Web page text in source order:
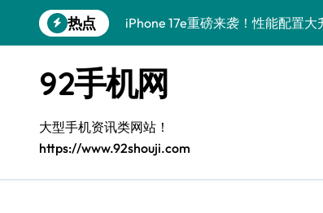
到
热点
iPhone 17e重磅来袭！性能配置大
荣耀WIN RT速递来袭，手机体验
小米17 Ultra来袭！前沿科技汇聚
vivo S50深度体验：亮点大揭秘+
小米17抢先体验！最新动态+超实
92手机网
大型手机资讯类网站！
https://www.92shouji.com